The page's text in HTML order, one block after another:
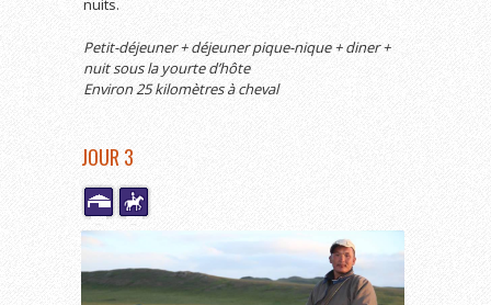
nuits.
Petit-déjeuner + déjeuner pique-nique + diner +
nuit sous la yourte d’hôte
Environ 25 kilomètres à cheval
JOUR 3